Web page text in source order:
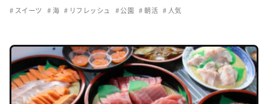
スイーツ 海 リフレッシュ 公園 朝活 人気